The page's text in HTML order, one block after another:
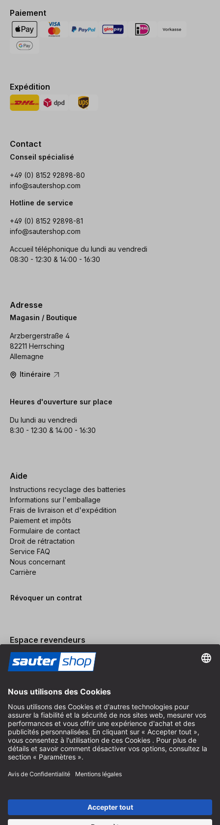
Paiement
Expédition
Contact
Conseil spécialisé
+49 (0) 8152 92898-80
info@sautershop.com
Hotline de service
+49 (0) 8152 92898-81
info@sautershop.com
Accueil téléphonique du lundi au vendredi
08:30 - 12:30 & 14:00 - 16:30
Adresse
Magasin / Boutique
Arzbergerstraße 4
82211 Herrsching
Allemagne
Itinéraire
Heures d'ouverture sur place
Du lundi au vendredi
8:30 - 12:30 & 14:00 - 16:30
Aide
Instructions recyclage des batteries
Informations sur l'emballage
Frais de livraison et d'expédition
Paiement et impôts
Formulaire de contact
Droit de rétractation
Service FAQ
Nous concernant
Carrière
Révoquer un contrat
Espace revendeurs
Devenir revendeur
Mentions légales
Conditions Générales
Protection des Données
Paramètres des Cookies
TVA incl. / frais de port en sus
* livraison gratuite à partir de 150 euros d'achat en Allemagne pour
les tailles de colis standard, hors articles encombrants et fret
Selon le pays de livraison, la TVA peut varier lors du paiement.